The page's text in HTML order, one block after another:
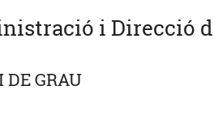
i Direcció
DE GRAU